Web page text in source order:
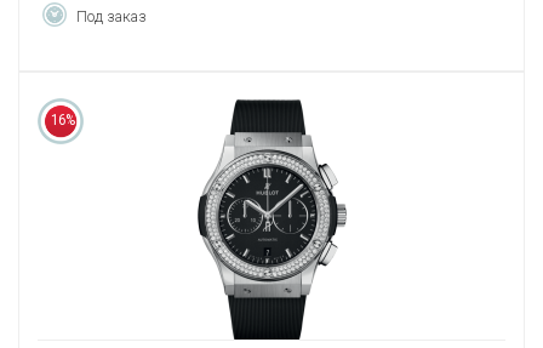
Под заказ
16%